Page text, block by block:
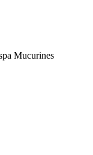
Mucurines